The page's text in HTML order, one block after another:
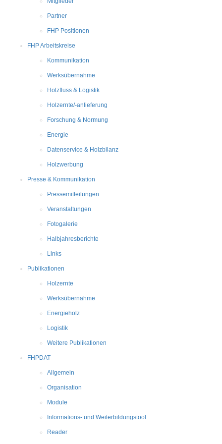
Partner
FHP Positionen
FHP Arbeitskreise
Kommunikation
Werksübernahme
Holzfluss & Logistik
Holzernte/-anlieferung
Forschung & Normung
Energie
Datenservice & Holzbilanz
Holzwerbung
Presse & Kommunikation
Pressemitteilungen
Veranstaltungen
Fotogalerie
Halbjahresberichte
Links
Publikationen
Holzernte
Werksübernahme
Energieholz
Logistik
Weitere Publikationen
FHPDAT
Allgemein
Organisation
Module
Informations- und Weiterbildungstool
Reader